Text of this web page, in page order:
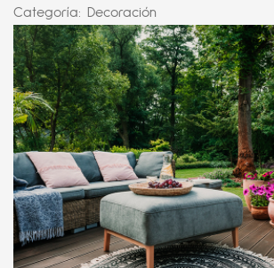
Categoría: Decoración